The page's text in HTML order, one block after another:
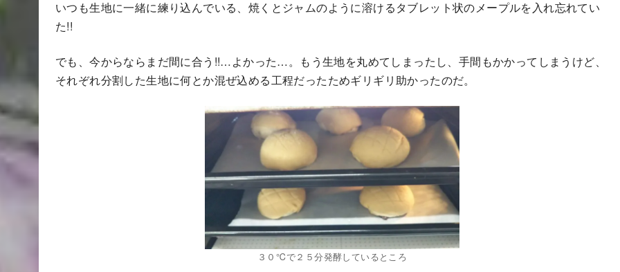
いつも生地に一緒に練り込んでいる、焼くとジャムのように溶けるタブレット状のメープルを入れ忘れてい
た!!
でも、今からならまだ間に合う!!…よかった…。もう生地を丸めてしまったし、手間もかかってしまうけど、
それぞれ分割した生地に何とか混ぜ込める工程だったためギリギリ助かったのだ。
３０℃で２５分発酵しているところ